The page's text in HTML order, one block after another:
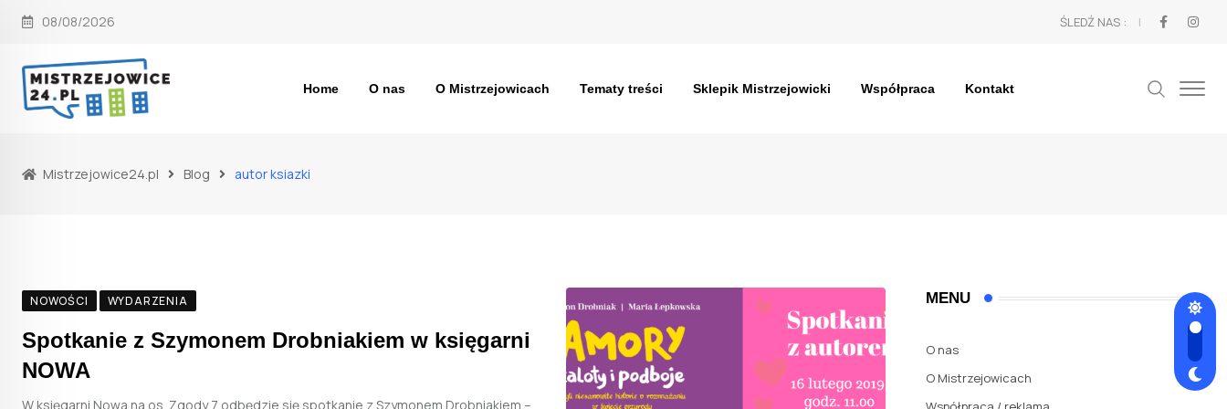
Skip
content
08/08/2026 ŚLEDŹ NAS :
Home O nas O Mistrzejowicach Tematy treści Sklepik Mistrzejowicki Współpraca Kontakt
Mistrzejowice24.pl Blog autor ksiazki
NOWOŚCI WYDARZENIA
Spotkanie z Szymonem Drobniakiem w księgarni
NOWA
W księgarni Nowa na os. Zgody 7 odbędzie się spotkanie z Szymonem Drobniakiem –
MENU
O nas
O Mistrzejowicach